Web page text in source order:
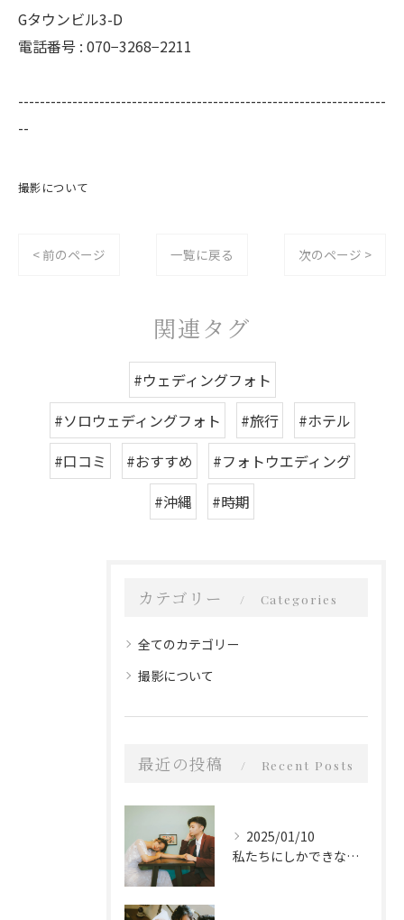
Gタウンビル3-D
電話番号 : 070−3268−2211
--------------------------------------------------------------------
--
撮影について
< 前のページ 一覧に戻る 次のページ >
関連タグ
#ウェディングフォト
#ソロウェディングフォト
#旅行
#ホテル
#口コミ
#おすすめ
#フォトウエディング
#沖縄
#時期
カテゴリー Categories
全てのカテゴリー
撮影について
最近の投稿 Recent Posts
2025/01/10
私たちにしかできないスタイル